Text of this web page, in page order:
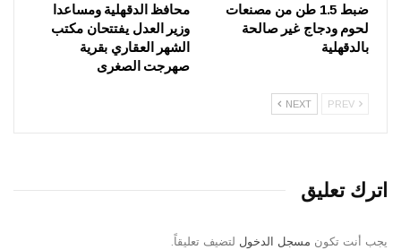
ضبط 1.5 طن من مصنعات
لحوم ودجاج غير صالحة
بالدقهلية
محافظ الدقهلية ومساعدا
وزير العدل يفتتحان مكتب
الشهر العقاري بقرية
صهرجت الصغرى
NEXT
اترك تعليق
يجب أنت تكون مسجل الدخول لتضيف تعليقاً.